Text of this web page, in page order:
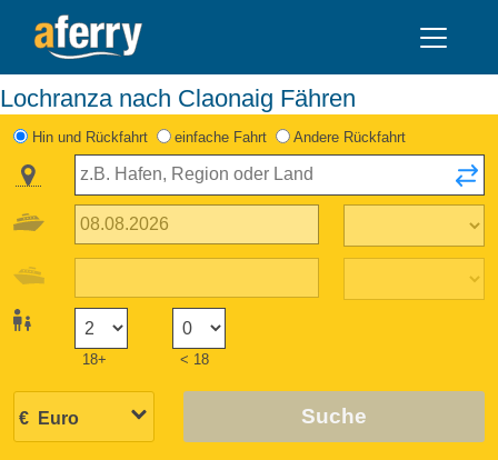
Lochranza nach Claonaig Fähren
Hin und Rückfahrt einfache Fahrt Andere Rückfahrt
18+ < 18
Suche